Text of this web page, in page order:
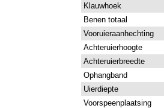
Klauwhoek
Benen totaal
Vooruieraanhechting
Achteruierhoogte
Achteruierbreedte
Ophangband
Uierdiepte
Voorspeenplaatsing